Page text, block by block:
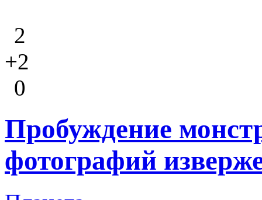
2
+2
0
Пробуждение
фотографий